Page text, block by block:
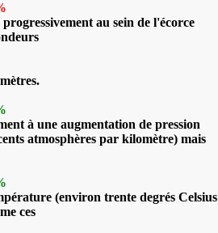
au sein de l'écorce
à une augmentation de pression
atmosphères par kilomètre) mais
(environ trente degrés Celsius
ces